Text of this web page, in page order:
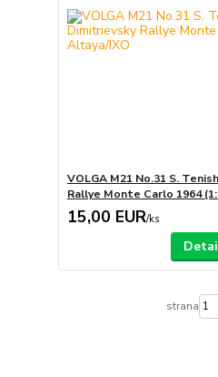
VOLGA M21 No.31 S.
Rallye Monte Carlo 1964
15,00 EUR/ks
strana